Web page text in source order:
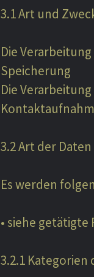
3.1 Art und
Die
Speicherung
Die
3.2 Art der Daten
Es werden
• siehe
3.2.1